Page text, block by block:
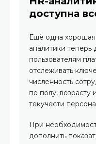
доступна
Ещё одна
аналитики теперь
пользователям
отслеживать
численность
по полу, возрасту
текучести
При
дополнить